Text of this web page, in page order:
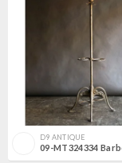
D9 ANTIQUE